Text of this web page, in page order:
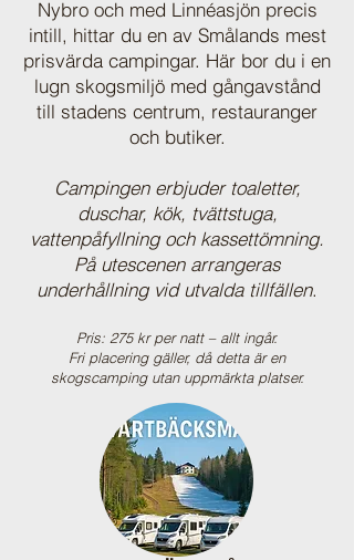
Nybro och med Linnéasjön precis
intill, hittar du en av Smålands mest
prisvärda campingar. Här bor du i en
lugn skogsmiljö med gångavstånd
till stadens centrum, restauranger
och butiker.
Campingen erbjuder toaletter,
duschar, kök, tvättstuga,
vattenpåfyllning och kassettömning.
På utescenen arrangeras
underhållning vid utvalda tillfällen.
Pris: 275 kr per natt – allt ingår.
Fri placering gäller, då detta är en
skogscamping utan uppmärkta platser.